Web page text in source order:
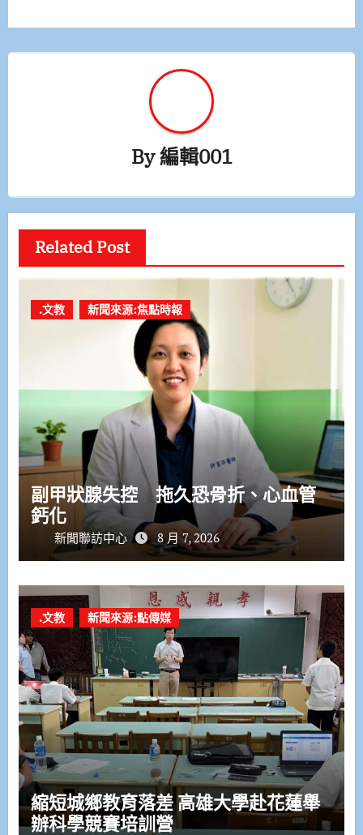
覽
By編輯001
Related Post
.文教 新聞來源:焦點時報
副甲狀腺失控 拖久恐骨折、心血管
鈣化
新聞聯訪中心 8 月 7, 2026
.文教 新聞來源:點傳媒
縮短城鄉教育落差 高雄大學赴花蓮舉
辦科學競賽培訓營